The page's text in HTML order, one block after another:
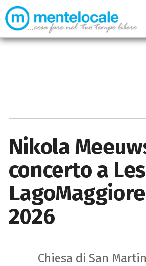
Nikola
concerto a
2026
Chiesa di San